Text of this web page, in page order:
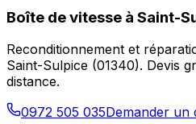
Boîte de vitesse à Saint-
Reconditionnement et
Saint-Sulpice (01340). Devis
distance.
0972 505 035Demander un